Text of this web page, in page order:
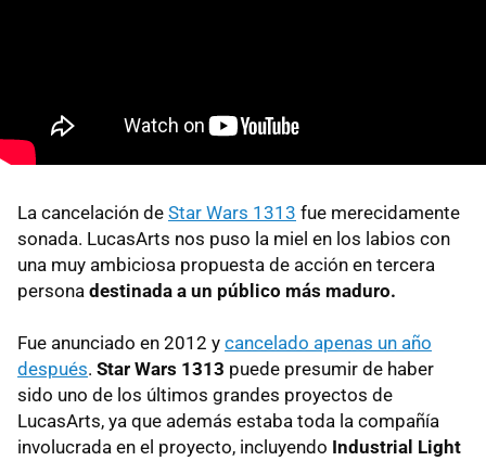
La cancelación de Star Wars 1313 fue merecidamente
sonada. LucasArts nos puso la miel en los labios con
una muy ambiciosa propuesta de acción en tercera
persona destinada a un público más maduro.
Fue anunciado en 2012 y cancelado apenas un año
después. Star Wars 1313 puede presumir de haber
sido uno de los últimos grandes proyectos de
LucasArts, ya que además estaba toda la compañía
involucrada en el proyecto, incluyendo Industrial Light